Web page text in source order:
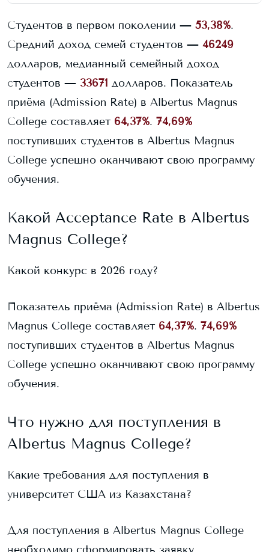
Студентов в первом поколении — 53,38%.
Средний доход семей студентов — 46249
долларов, медианный семейный доход
студентов — 33671 долларов. Показатель
приёма (Admission Rate) в Albertus Magnus
College составляет 64,37%. 74,69%
поступивших студентов в Albertus Magnus
College успешно оканчивают свою программу
обучения.
Какой Acceptance Rate в Albertus
Magnus College?
Какой конкурс в 2026 году?
Показатель приёма (Admission Rate) в Albertus
Magnus College составляет 64,37%. 74,69%
поступивших студентов в Albertus Magnus
College успешно оканчивают свою программу
обучения.
Что нужно для поступления в
Albertus Magnus College?
Какие требования для поступления в
университет США из Казахстана?
Для поступления в Albertus Magnus College